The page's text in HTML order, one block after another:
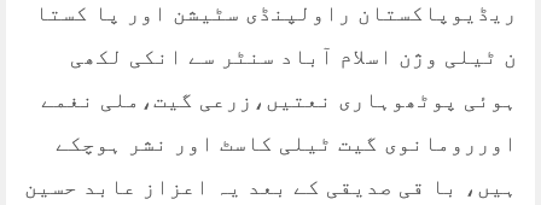
ریڈیوپاکستان راولپنڈی سٹیشن اور پا کستا
ن ٹیلی وژن اسلام آباد سنٹر سے انکی لکھی
ہوئی پوٹھوہاری نعتیں،زرعی گیت،ملی نغمے
اوررومانوی گیت ٹیلی کاسٹ اور نشر ہوچکے
ہیں، با قی صدیقی کے بعد یہ اعزاز عابد حسین